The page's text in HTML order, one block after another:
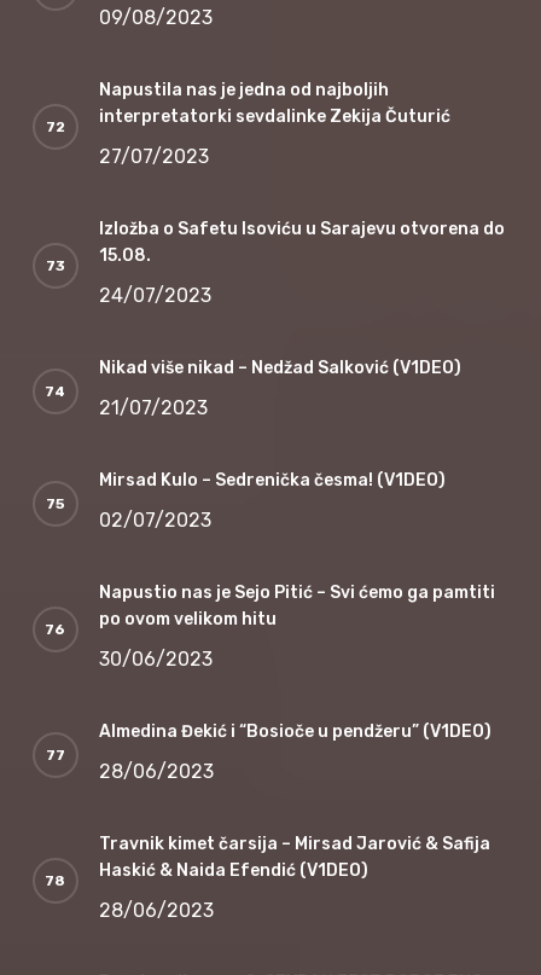
09/08/2023
Napustila nas je jedna od najboljih
interpretatorki sevdalinke Zekija Čuturić
27/07/2023
Izložba o Safetu Isoviću u Sarajevu otvorena do
15.08.
24/07/2023
Nikad više nikad – Nedžad Salković (V1DEO)
21/07/2023
Mirsad Kulo – Sedrenička česma! (V1DEO)
02/07/2023
Napustio nas je Sejo Pitić – Svi ćemo ga pamtiti
po ovom velikom hitu
30/06/2023
Almedina Đekić i “Bosioče u pendžeru” (V1DEO)
28/06/2023
Travnik kimet čarsija – Mirsad Jarović & Safija
Haskić & Naida Efendić (V1DEO)
28/06/2023